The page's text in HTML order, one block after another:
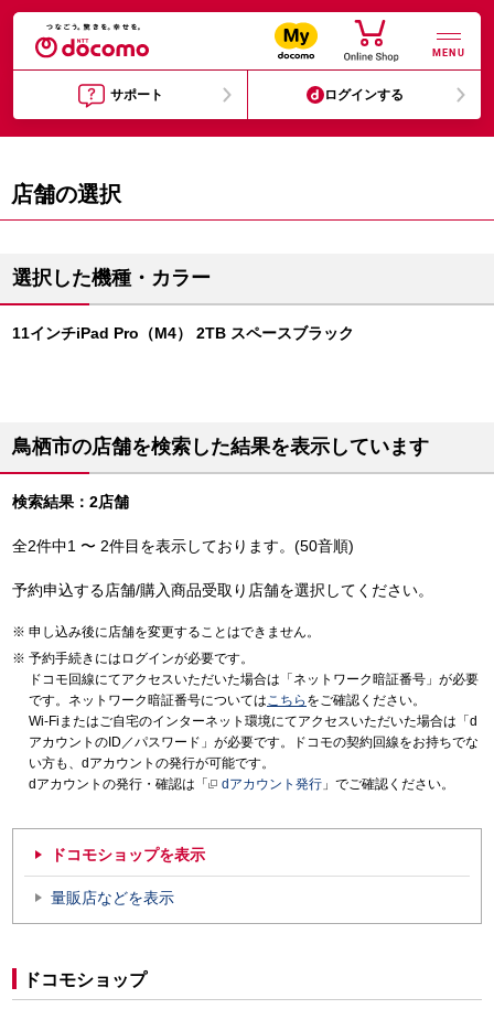
MENU
サポート ログインする
店舗の選択
選択した機種・カラー
11インチiPad Pro（M4） 2TB スペースブラック
鳥栖市の店舗を検索した結果を表示しています
検索結果：2店舗
全2件中1 〜 2件目を表示しております。(50音順)
予約申込する店舗/購入商品受取り店舗を選択してください。
申し込み後に店舗を変更することはできません。
予約手続きにはログインが必要です。
ドコモ回線にてアクセスいただいた場合は「ネットワーク暗証番号」が必要
です。ネットワーク暗証番号についてはこちら をご確認ください。
Wi-Fiまたはご自宅のインターネット環境にてアクセスいただいた場合は「d
アカウントのID／パスワード」が必要です。ドコモの契約回線をお持ちでな
い方も、dアカウントの発行が可能です。
dアカウントの発行・確認は「
dアカウント発行 」でご確認ください。
ドコモショップを表示
量販店などを表示
ドコモショップ